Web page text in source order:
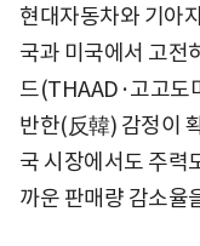
현대자동차와 기아
국과 미국에서 고전
드(THAAD·고고도
반한(反韓) 감정이
국 시장에서도 주력
까운 판매량 감소율